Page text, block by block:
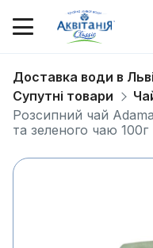
Доставка води в
Супутні товари
Розсипний чай
та зеленого чаю 100г